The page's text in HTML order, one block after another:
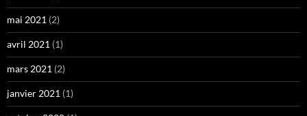
mai 2021 (2)
avril 2021 (1)
mars 2021 (2)
janvier 2021 (1)